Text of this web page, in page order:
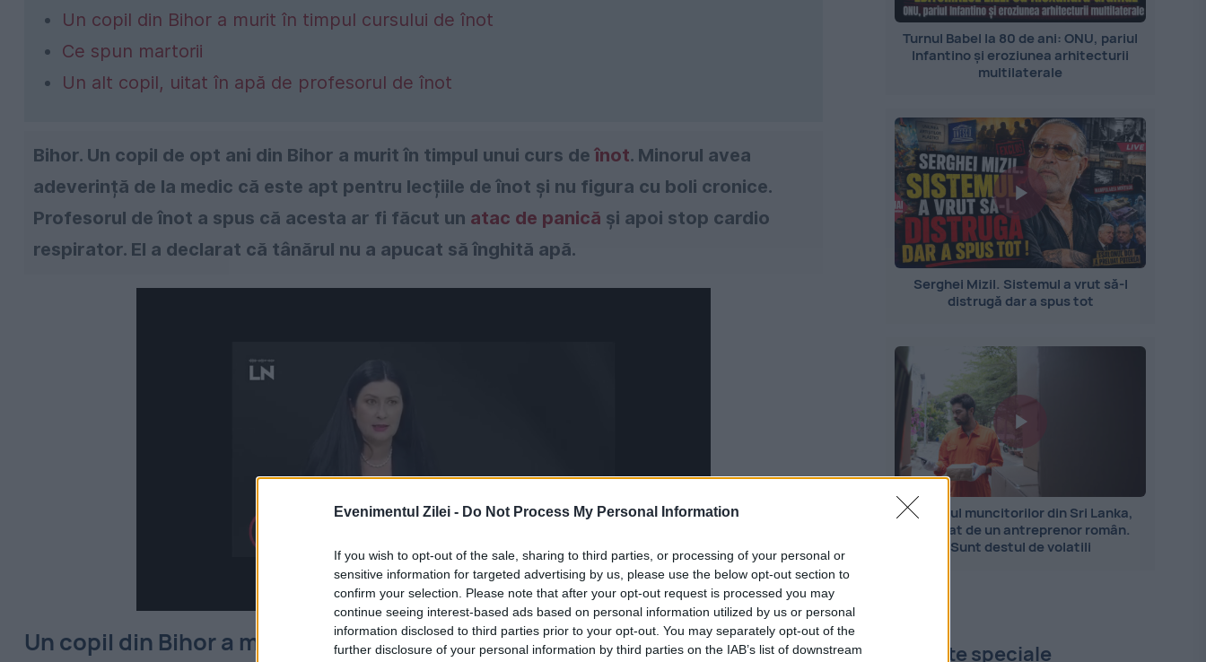
Evenimentul Zilei - Do Not Process My Personal Information
If you wish to opt-out of the sale, sharing to third parties, or processing of your personal or
sensitive information for targeted advertising by us, please use the below opt-out section to
confirm your selection. Please note that after your opt-out request is processed you may
continue seeing interest-based ads based on personal information utilized by us or personal
information disclosed to third parties prior to your opt-out. You may separately opt-out of the
further disclosure of your personal information by third parties on the IAB’s list of downstream
Un copil din Bihor a murit în timpul cursului de înot
Ce spun martorii
Un alt copil, uitat în apă de profesorul de înot
Bihor. Un copil de opt ani din Bihor a murit în timpul unui curs deînot. Minorul avea
adeverință de la medic că este apt pentru lecțiile de înot și nu figura cu boli cronice.
Profesorul de înot a spus că acesta ar fi făcut un atac de panică și apoi stop cardio
respirator. El a declarat că tânărul nu a apucat să înghită apă.
Un copil din Bihor a murit în timpul cursului de înot
Turnul Babel la 80 de ani: ONU, pariul
Infantino și eroziunea arhitecturii
multilaterale
Serghei Mizil. Sistemul a vrut să-l
distrugă dar a spus tot
Importul muncitorilor din Sri Lanka,
explicat de un antreprenor român.
Sunt destul de volatili
Proiecte speciale